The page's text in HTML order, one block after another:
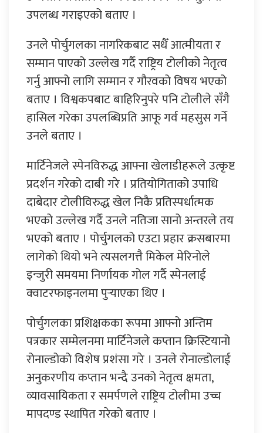
उपलब्ध गराइएको बताए ।
उनले पोर्चुगलका नागरिकबाट सधैँ आत्मीयता र
सम्मान पाएको उल्लेख गर्दै राष्ट्रिय टोलीको नेतृत्व
गर्नु आफ्नो लागि सम्मान र गौरवको विषय भएको
बताए । विश्वकपबाट बाहिरिनुपरे पनि टोलीले सँगै
हासिल गरेका उपलब्धिप्रति आफू गर्व महसुस गर्ने
उनले बताए ।
मार्टिनेजले स्पेनविरुद्ध आफ्ना खेलाडीहरूले उत्कृष्ट
प्रदर्शन गरेको दाबी गरे । प्रतियोगिताको उपाधि
दाबेदार टोलीविरुद्ध खेल निकै प्रतिस्पर्धात्मक
भएको उल्लेख गर्दै उनले नतिजा सानो अन्तरले तय
भएको बताए । पोर्चुगलको एउटा प्रहार क्रसबारमा
लागेको थियो भने त्यसलगत्तै मिकेल मेरिनोले
इन्जुरी समयमा निर्णायक गोल गर्दै स्पेनलाई
क्वाटरफाइनलमा पुर्‍याएका थिए ।
पोर्चुगलका प्रशिक्षकका रूपमा आफ्नो अन्तिम
पत्रकार सम्मेलनमा मार्टिनेजले कप्तान क्रिस्टियानो
रोनाल्डोको विशेष प्रशंसा गरे । उनले रोनाल्डोलाई
अनुकरणीय कप्तान भन्दै उनको नेतृत्व क्षमता,
व्यावसायिकता र समर्पणले राष्ट्रिय टोलीमा उच्च
मापदण्ड स्थापित गरेको बताए ।